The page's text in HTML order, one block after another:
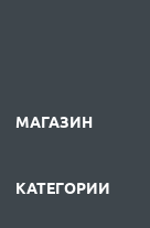
МАГАЗИН
КАТЕГОРИИ